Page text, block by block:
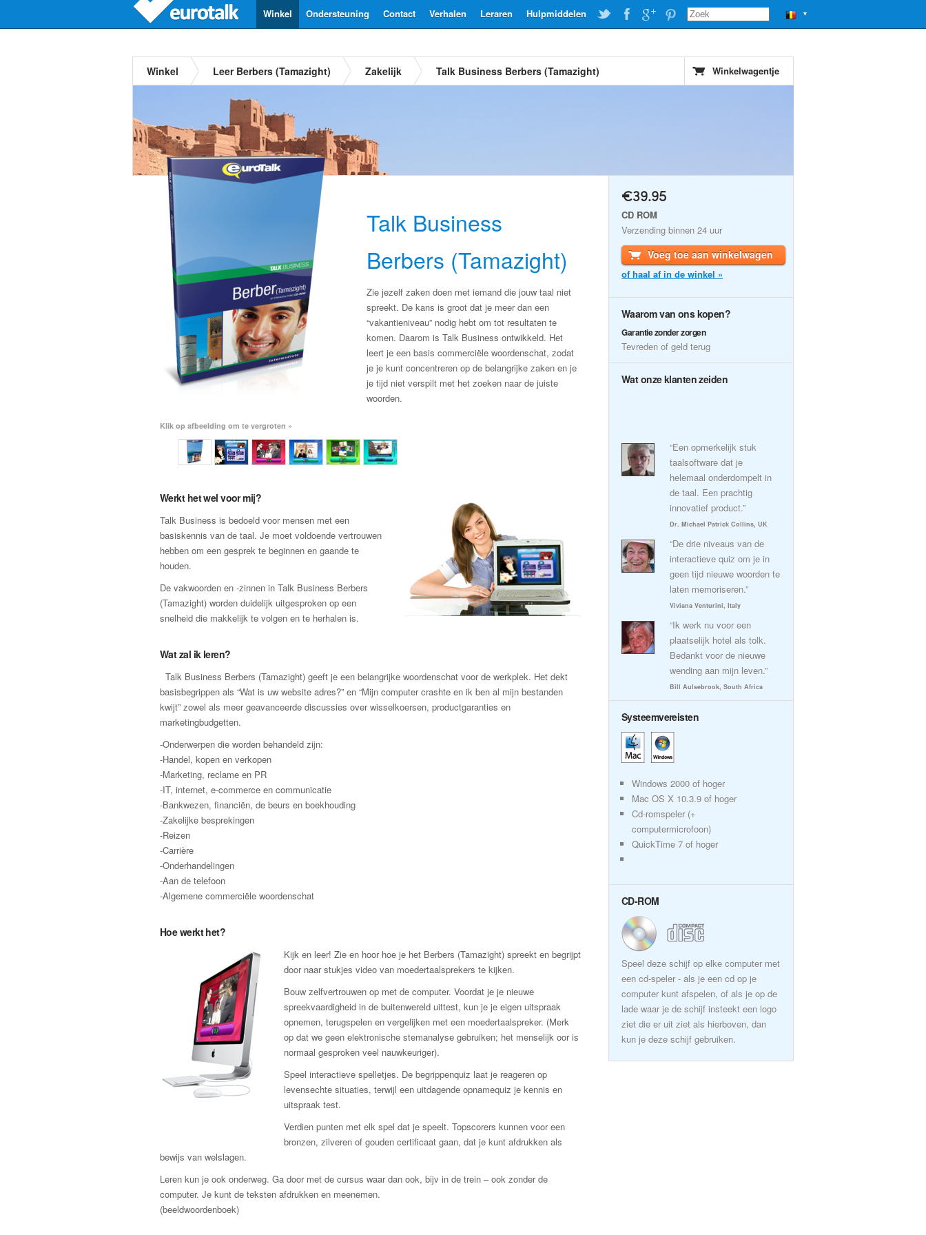
▼
Hulpmiddelen
Leraren
Verhalen
Contact
Ondersteuning
Winkel
Winkel Leer Berbers (Tamazight) Zakelijk Talk Business Berbers (Tamazight) Winkelwagentje
Talk Business
Berbers (Tamazight)
Zie jezelf zaken doen met iemand die jouw taal niet
spreekt. De kans is groot dat je meer dan een
“vakantieniveau” nodig hebt om tot resultaten te
komen. Daarom is Talk Business ontwikkeld. Het
leert je een basis commerciële woordenschat, zodat
je je kunt concentreren op de belangrijke zaken en je
je tijd niet verspilt met het zoeken naar de juiste
woorden.
Klik op afbeelding om te vergroten »
Werkt het wel voor mij?
Talk Business is bedoeld voor mensen met een
basiskennis van de taal. Je moet voldoende vertrouwen
hebben om een gesprek te beginnen en gaande te
houden.
De vakwoorden en -zinnen in Talk Business Berbers
(Tamazight) worden duidelijk uitgesproken op een
snelheid die makkelijk te volgen en te herhalen is.
Wat zal ik leren?
Talk Business Berbers (Tamazight) geeft je een belangrijke woordenschat voor de werkplek. Het dekt
basisbegrippen als “Wat is uw website adres?” en “Mijn computer crashte en ik ben al mijn bestanden
kwijt” zowel als meer geavanceerde discussies over wisselkoersen, productgaranties en
marketingbudgetten.
-Onderwerpen die worden behandeld zijn:
-Handel, kopen en verkopen
-Marketing, reclame en PR
-IT, internet, e-commerce en communicatie
-Bankwezen, financiën, de beurs en boekhouding
-Zakelijke besprekingen
-Reizen
-Carrière
-Onderhandelingen
-Aan de telefoon
-Algemene commerciële woordenschat
Hoe werkt het?
Kijk en leer! Zie en hoor hoe je het Berbers (Tamazight) spreekt en begrijpt
door naar stukjes video van moedertaalsprekers te kijken.
Bouw zelfvertrouwen op met de computer. Voordat je je nieuwe
spreekvaardigheid in de buitenwereld uittest, kun je je eigen uitspraak
opnemen, terugspelen en vergelijken met een moedertaalspreker. (Merk
op dat we geen elektronische stemanalyse gebruiken; het menselijk oor is
normaal gesproken veel nauwkeuriger).
Speel interactieve spelletjes. De begrippenquiz laat je reageren op
levensechte situaties, terwijl een uitdagende opnamequiz je kennis en
uitspraak test.
Verdien punten met elk spel dat je speelt. Topscorers kunnen voor een
bronzen, zilveren of gouden certificaat gaan, dat je kunt afdrukken als
bewijs van welslagen.
Leren kun je ook onderweg. Ga door met de cursus waar dan ook, bijv in de trein – ook zonder de
computer. Je kunt de teksten afdrukken en meenemen.
(beeldwoordenboek)
€39.95
CD ROM
Verzending binnen 24 uur
Voeg toe aan winkelwagen
of haal af in de winkel »
Waarom van ons kopen?
Garantie zonder zorgen
Tevreden of geld terug
Wat onze klanten zeiden
“Een opmerkelijk stuk
taalsoftware dat je
helemaal onderdompelt in
de taal. Een prachtig
innovatief product.”
Dr. Michael Patrick Collins, UK
“De drie niveaus van de
interactieve quiz om je in
geen tijd nieuwe woorden te
laten memoriseren.”
Viviana Venturini, Italy
“Ik werk nu voor een
plaatselijk hotel als tolk.
Bedankt voor de nieuwe
wending aan mijn leven.”
Bill Aulsebrook, South Africa
Systeemvereisten
Windows 2000 of hoger
Mac OS X 10.3.9 of hoger
Cd-romspeler (+
computermicrofoon)
QuickTime 7 of hoger
CD-ROM
Speel deze schijf op elke computer met
een cd-speler - als je een cd op je
computer kunt afspelen, of als je op de
lade waar je de schijf insteekt een logo
ziet die er uit ziet als hierboven, dan
kun je deze schijf gebruiken.